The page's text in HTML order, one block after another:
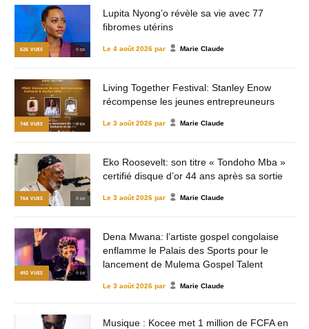
626 VUES © DR
Lupita Nyong’o révèle sa vie avec 77
fibromes utérins
Le 4 août 2026 par Marie Claude
748 VUES © DR
Living Together Festival: Stanley Enow
récompense les jeunes entrepreuneurs
Le 3 août 2026 par Marie Claude
764 VUES © DR
Eko Roosevelt: son titre « Tondoho Mba »
certifié disque d’or 44 ans après sa sortie
Le 3 août 2026 par Marie Claude
492 VUES © DR
Dena Mwana: l’artiste gospel congolaise
enflamme le Palais des Sports pour le
lancement de Mulema Gospel Talent
Le 3 août 2026 par Marie Claude
Musique : Kocee met 1 million de FCFA en